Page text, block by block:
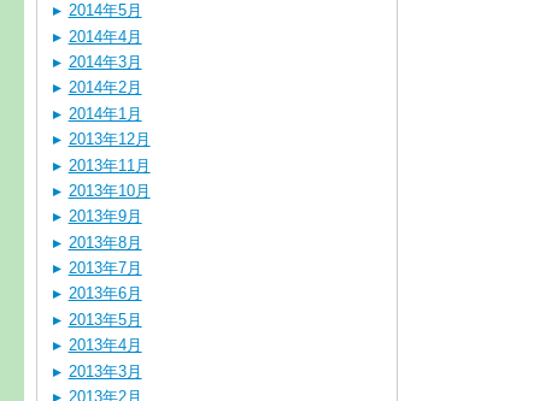
2014年5月
2014年4月
2014年3月
2014年2月
2014年1月
2013年12月
2013年11月
2013年10月
2013年9月
2013年8月
2013年7月
2013年6月
2013年5月
2013年4月
2013年3月
2013年2月